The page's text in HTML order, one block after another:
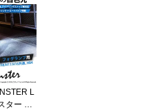
：アン
1
27
L
ー LE